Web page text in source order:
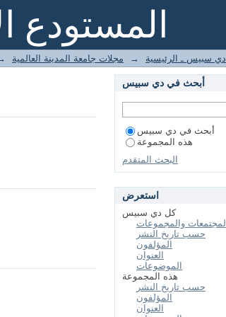
المستودع
دي سبيس ـ الرئيسية → مجلات جامعة المدينة العالمية
أبحث في دي سبيس
أبحث في دي سبيس
هذه المجموعة
البحث المتقدم
استعرض
كل دي سبيس
المجتمعات والمجموعات
حسب تاريخ النشر
المؤلفون
العنوان
الموضوعات
هذه المجموعة
حسب تاريخ النشر
المؤلفون
العنوان